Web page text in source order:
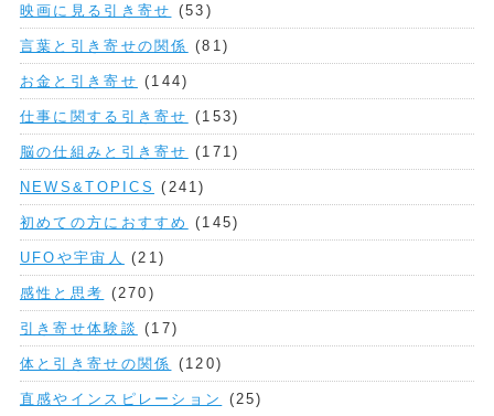
映画に見る引き寄せ (53)
言葉と引き寄せの関係 (81)
お金と引き寄せ (144)
仕事に関する引き寄せ (153)
脳の仕組みと引き寄せ (171)
NEWS&TOPICS (241)
初めての方におすすめ (145)
UFOや宇宙人 (21)
感性と思考 (270)
引き寄せ体験談 (17)
体と引き寄せの関係 (120)
直感やインスピレーション (25)